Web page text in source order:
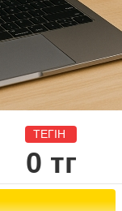
ТЕГІН
0 тг